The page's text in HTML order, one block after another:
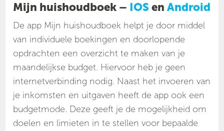
Mijn huishoudboek – IOS enAndroid
De app Mijn huishoudboek helpt je door middel
van individuele boekingen en doorlopende
opdrachten een overzicht te maken van je
maandelijkse budget. Hiervoor heb je geen
internetverbinding nodig. Naast het invoeren van
je inkomsten en uitgaven heeft de app ook een
budgetmode. Deze geeft je de mogelijkheid om
doelen en limieten in te stellen voor bepaalde